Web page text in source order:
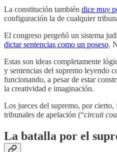
La constitución también dice muy
configuración la de cualquier
El congreso pergeñó un sistema
dictar sentencias como un poseso.
Estas son ideas completamente
y sentencias del supremo leyendo
funcionando, a pesar de estar
la creatividad e imaginación.
Los jueces del supremo, por
tribunales de apelación (“circuit
La batalla por el